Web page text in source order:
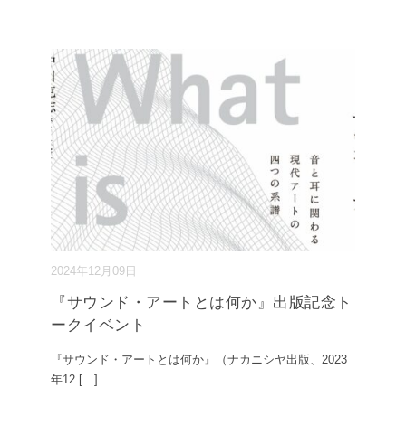
2024年12月09日
『サウンド・アートとは何か』出版記念ト
ークイベント
『サウンド・アートとは何か』（ナカニシヤ出版、2023
年12 […] ...